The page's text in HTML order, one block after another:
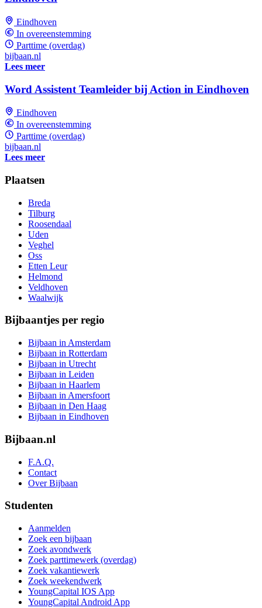
Eindhoven
In overeenstemming
Parttime (overdag)
bijbaan.nl
Lees meer
Word Assistent Teamleider bij Action in Eindhoven
Eindhoven
In overeenstemming
Parttime (overdag)
bijbaan.nl
Lees meer
Plaatsen
Breda
Tilburg
Roosendaal
Uden
Veghel
Oss
Etten Leur
Helmond
Veldhoven
Waalwijk
Bijbaantjes per regio
Bijbaan in Amsterdam
Bijbaan in Rotterdam
Bijbaan in Utrecht
Bijbaan in Leiden
Bijbaan in Haarlem
Bijbaan in Amersfoort
Bijbaan in Den Haag
Bijbaan in Eindhoven
Bijbaan.nl
F.A.Q.
Contact
Over Bijbaan
Studenten
Aanmelden
Zoek een bijbaan
Zoek avondwerk
Zoek parttimewerk (overdag)
Zoek vakantiewerk
Zoek weekendwerk
YoungCapital IOS App
YoungCapital Android App